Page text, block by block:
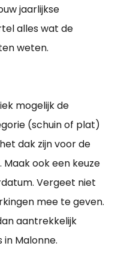
jaarlijkse
alles wat de
weten.
mogelijk de
(schuin of plat)
dak zijn voor de
ook een keuze
Vergeet niet
mee te geven.
aantrekkelijk
Malonne.